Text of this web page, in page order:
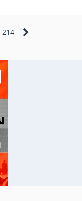
214